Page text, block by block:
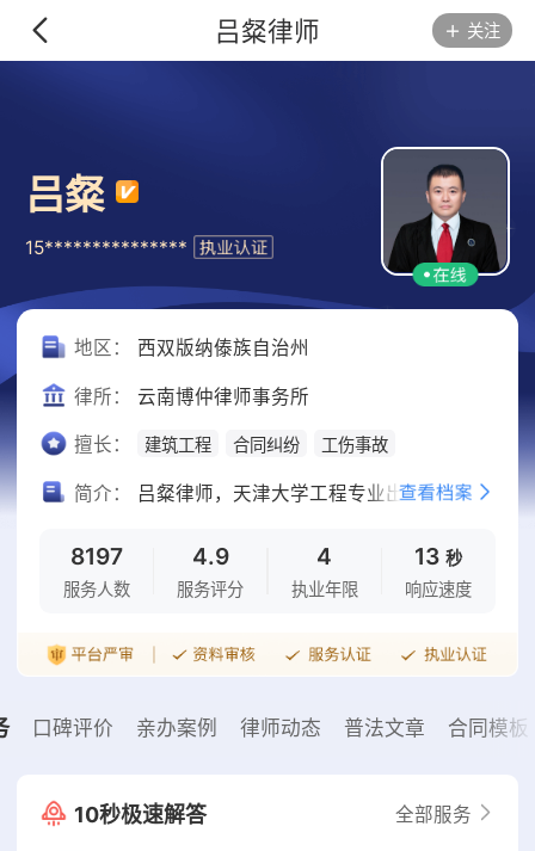
吕粲律师 关注
吕粲
15***************
地区： 西双版纳傣族自治州
律所： 云南博仲律师事务所
擅长： 建筑工程 合同纠纷 工伤事故
简介： 吕粲律师，天津大学工程专业出身，持有工程中级职称，是复合型建工专业律师。现任西双版纳州法律咨询专家库成员、行政执法社会监督员，深耕房产、建工、土地领域二十余年。 精通施工规范、工程质量鉴定及本地司法裁判规则，擅长建设工程合同、工程款结算、工程质量、项目风控案件，同时处理宅基地地界、土地流转、权属、征地补偿各类土地纠纷。凭借工程技术叠加法律实务的双重优势，为企业及个人提供务实的维权方案。
8197
服务人数
4.9
服务评分
4
执业年限
13 秒
响应速度
口碑评价 亲办案例 律师动态 普法文章 合同模板
10秒极速解答 全部服务